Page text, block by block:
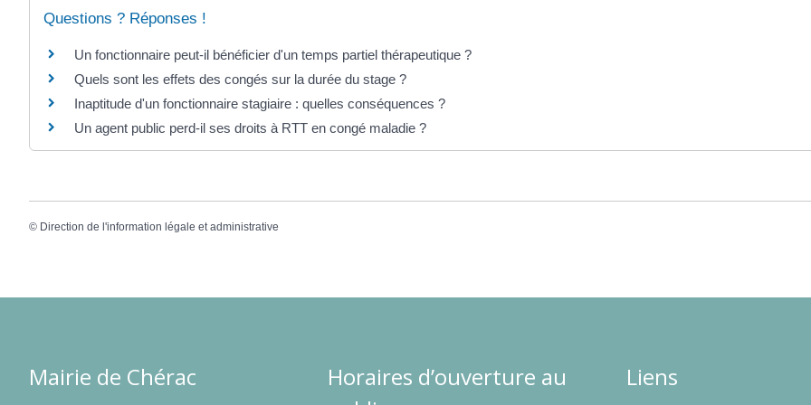
Questions ? Réponses !
Un fonctionnaire peut-il bénéficier d'un temps partiel thérapeutique ?
Quels sont les effets des congés sur la durée du stage ?
Inaptitude d'un fonctionnaire stagiaire : quelles conséquences ?
Un agent public perd-il ses droits à RTT en congé maladie ?
© Direction de l'information légale et administrative
Mairie de Chérac
Horaires d’ouverture au
Liens